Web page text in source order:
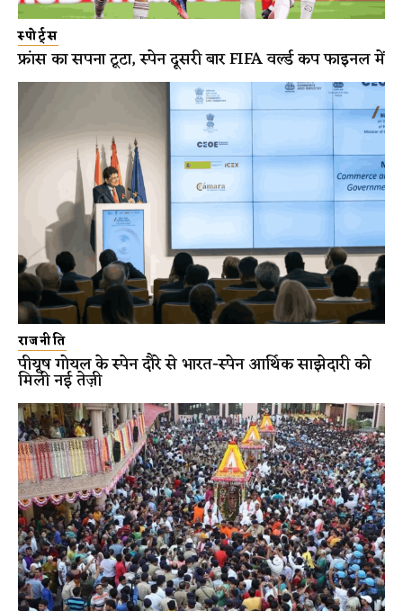
स्पोर्ट्स
फ्रांस का सपना टूटा, स्पेन दूसरी बार FIFA वर्ल्ड कप फाइनल में
राजनीति
पीयूष गोयल के स्पेन दौरे से भारत-स्पेन आर्थिक साझेदारी को
मिली नई तेज़ी